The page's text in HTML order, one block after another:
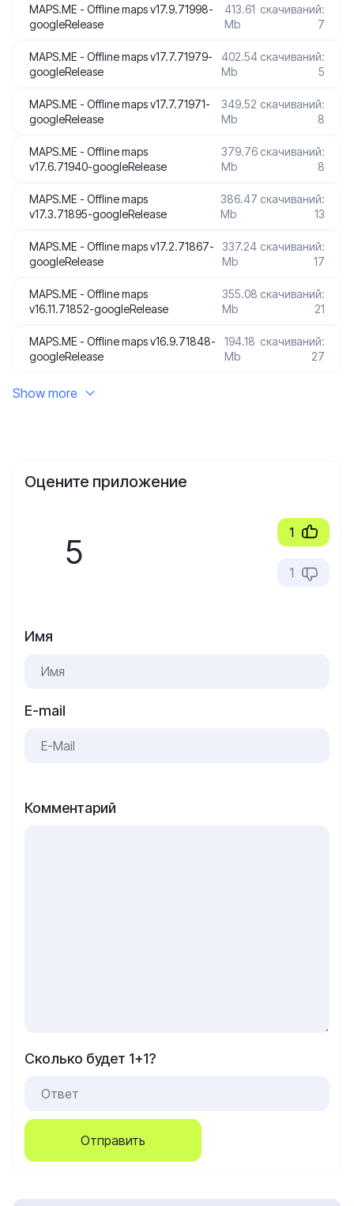
MAPS.ME - Offline maps v17.9.71998-
googleRelease
413.61
Mb
скачиваний:
7
MAPS.ME - Offline maps v17.7.71979-
googleRelease
402.54
Mb
скачиваний:
5
MAPS.ME - Offline maps v17.7.71971-
googleRelease
349.52
Mb
скачиваний:
8
MAPS.ME - Offline maps
v17.6.71940-googleRelease
379.76
Mb
скачиваний:
8
MAPS.ME - Offline maps
v17.3.71895-googleRelease
386.47
Mb
скачиваний:
13
MAPS.ME - Offline maps v17.2.71867-
googleRelease
337.24
Mb
скачиваний:
17
MAPS.ME - Offline maps
v16.11.71852-googleRelease
355.08
Mb
скачиваний:
21
MAPS.ME - Offline maps v16.9.71848-
googleRelease
194.18
Mb
скачиваний:
27
Show more
Оцените приложение
5 1
1
Имя
E-mail
Комментарий
Сколько будет 1+1?
Отправить